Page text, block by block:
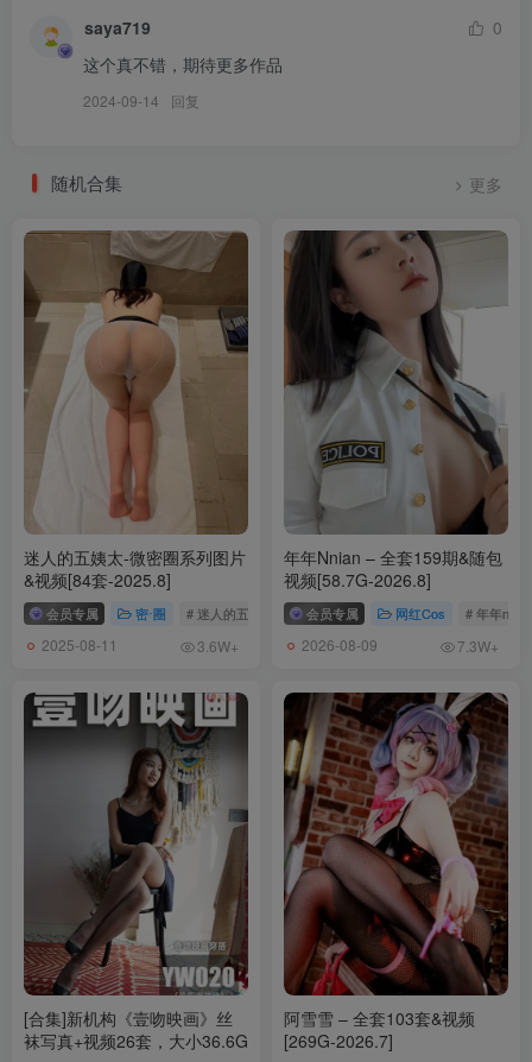
saya719
0
这个真不错，期待更多作品
2024-09-14 回复
随机合集 更多
迷人的五姨太-微密圈系列图片
&视频[84套-2025.8]
会员专属 密⋅圈 # 迷人的五姨太
2025-08-11 3.6W+
年年Nnian – 全套159期&随包
视频[58.7G-2026.8]
会员专属 网红Cos # 年年nnian
2026-08-09 7.3W+
[合集]新机构《壹吻映画》丝
袜写真+视频26套，大小36.6G
阿雪雪 – 全套103套&视频
[269G-2026.7]